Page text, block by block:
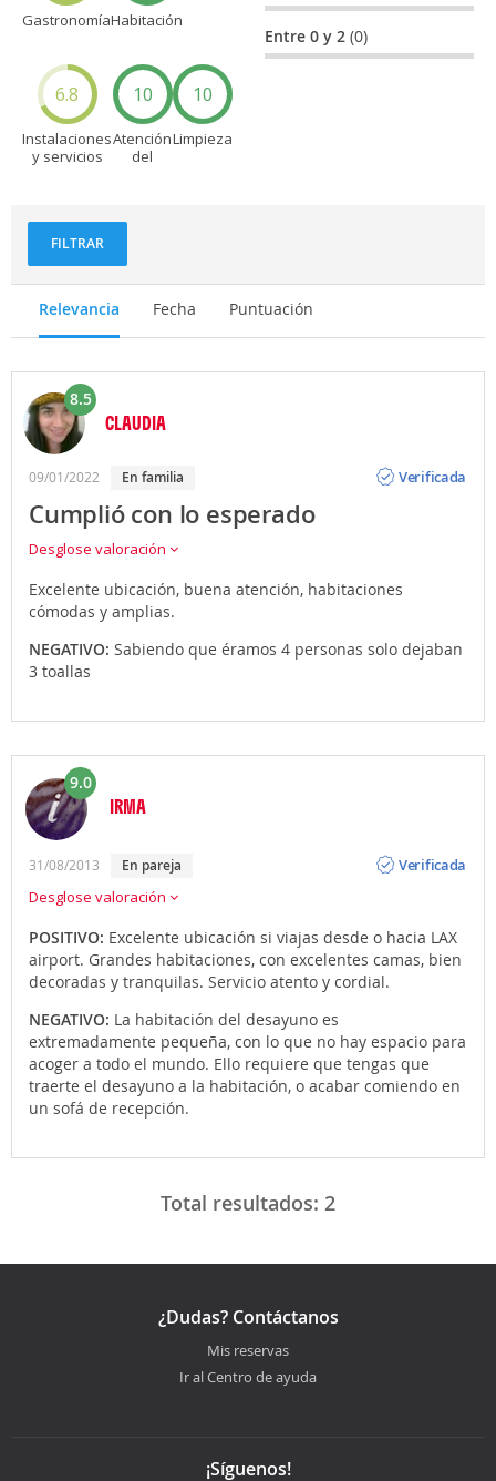
GastronomíaHabitación
6.8
Instalaciones
y servicios
10
Atención
del
10
Limpieza
Entre 0 y 2(0)
FILTRAR
Relevancia Fecha Puntuación
8.5
CLAUDIA
09/01/2022 en familia
Verificada
Cumplió con lo esperado
Desglose valoración
Excelente ubicación, buena atención, habitaciones
cómodas y amplias.
NEGATIVO: Sabiendo que éramos 4 personas solo dejaban
3 toallas
9.0
IRMA
31/08/2013 en pareja
Verificada
Desglose valoración
POSITIVO: Excelente ubicación si viajas desde o hacia LAX
airport. Grandes habitaciones, con excelentes camas, bien
decoradas y tranquilas. Servicio atento y cordial.
NEGATIVO: La habitación del desayuno es
extremadamente pequeña, con lo que no hay espacio para
acoger a todo el mundo. Ello requiere que tengas que
traerte el desayuno a la habitación, o acabar comiendo en
un sofá de recepción.
Total resultados: 2
¿Dudas? Contáctanos
Mis reservas
Ir al Centro de ayuda
¡Síguenos!